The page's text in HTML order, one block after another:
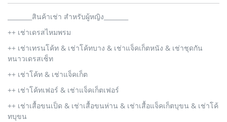
________สินค้าเช่า สำหรับผู้หญิง________
++ เช่าเดรสไหมพรม
++ เช่าเทรนโค้ท & เช่าโค้ทบาง & เช่าแจ็คเก็ตหนัง & เช่าชุดกัน
หนาวเดรสเซ็ท
++ เช่าโค้ท & เช่าแจ็คเก็ต
++ เช่าโค้ทเฟอร์ & เช่าแจ็คเก็ตเฟอร์
++ เช่าเสื้อขนเป็ด & เช่าเสื้อขนห่าน & เช่าเสื้อแจ็คเก็ตบุขน & เช่าโค้
ทบุขน